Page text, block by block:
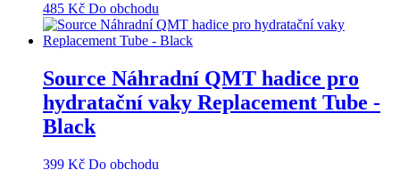
485 Kč Do obchodu
Source Náhradní QMT hadice pro
hydratační vaky Replacement Tube -
Black
399 Kč Do obchodu